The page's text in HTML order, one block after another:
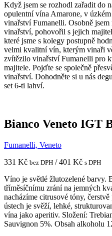
Když jsem se rozhodl zařadit do
opulentní vína Amarone, v
vinařství Fumanelli. Osobně
vinařství, pohovořil s jejich
které jsme s kolegy postupně
velmi kvalitní vín, kterým vinaři
zvítězilo vinařství Fumanelli pro
majitele. Pojďte se společně
vinařství. Dohodněte si u nás
set 6-ti lahví.
Bianco Veneto IGT
Fumanelli, Veneto
331 Kč bez DPH / 401 Kč s DPH
Víno je světlé žlutozelené barvy.
tříměsíčnímu zrání na jemných
nacházíme citrusové tóny,
ústech je svěží, lehké,
vína jako aperitiv. Složení:
Sauvignon 5%. Obsah alkoholu